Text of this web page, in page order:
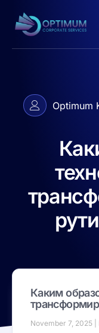
Optimum
Каким
November 7, 2025